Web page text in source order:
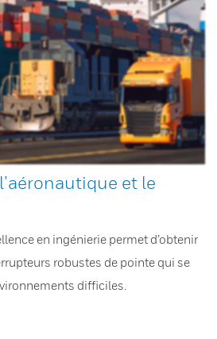
et le
en ingénierie permet d’obtenir
robustes de pointe qui se
difficiles.